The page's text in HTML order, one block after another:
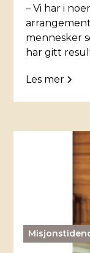
– Vi har i
mennesker
har gitt
Les mer